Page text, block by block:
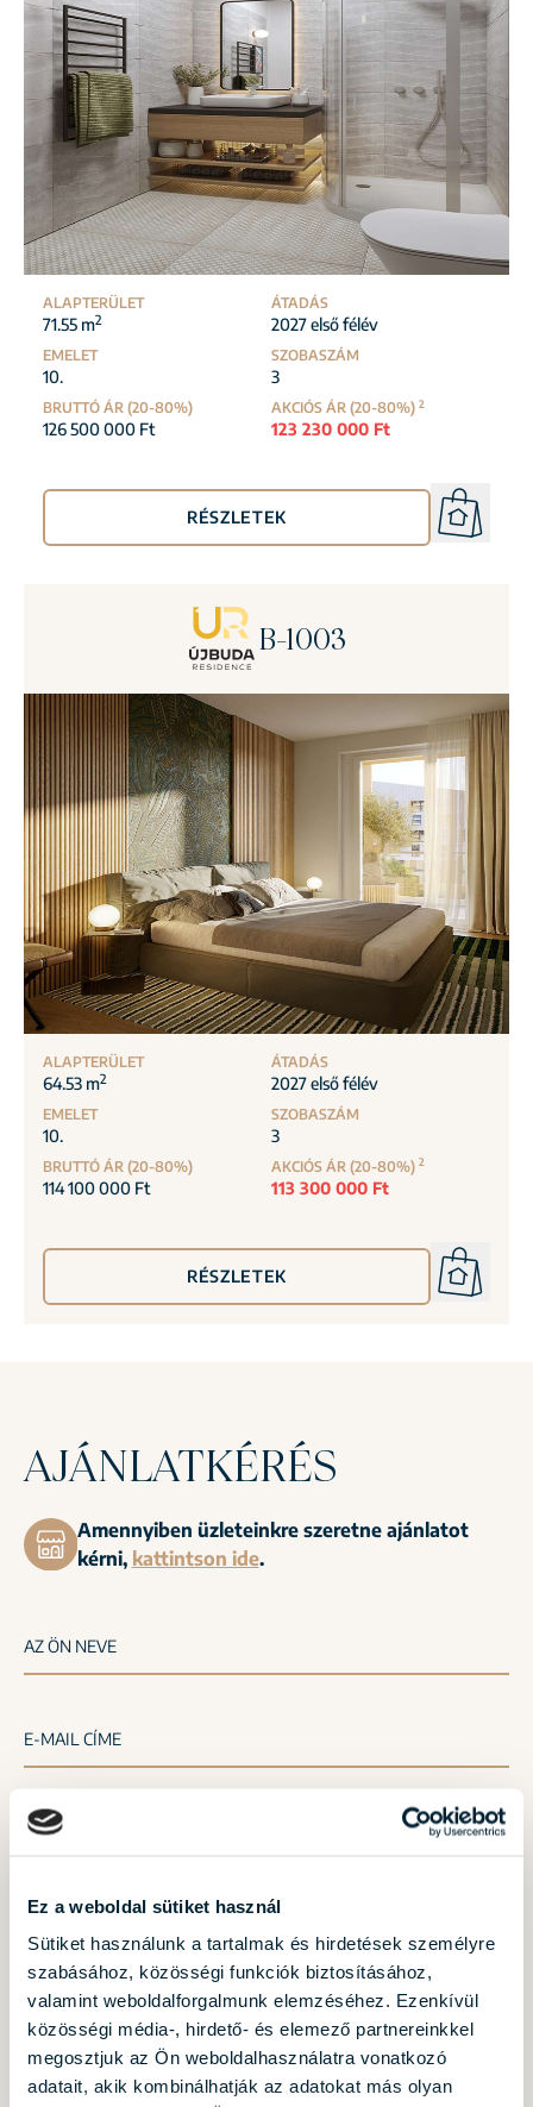
Ez a weboldal sütiket használ
Sütiket használunk a tartalmak és hirdetések személyre
szabásához, közösségi funkciók biztosításához,
valamint weboldalforgalmunk elemzéséhez. Ezenkívül
közösségi média-, hirdető- és elemező partnereinkkel
megosztjuk az Ön weboldalhasználatra vonatkozó
adatait, akik kombinálhatják az adatokat más olyan
ALAPTERÜLET
71.55 m2
ÁTADÁS
2027 első félév
EMELET
10.
SZOBASZÁM
3
BRUTTÓ ÁR (20-80%)
126 500 000 Ft
AKCIÓS ÁR (20-80%) 2
123 230 000 Ft
RÉSZLETEK
B-1003
ALAPTERÜLET
64.53 m2
ÁTADÁS
2027 első félév
EMELET
10.
SZOBASZÁM
3
BRUTTÓ ÁR (20-80%)
114 100 000 Ft
AKCIÓS ÁR (20-80%) 2
113 300 000 Ft
RÉSZLETEK
AJÁNLATKÉRÉS
Amennyiben üzleteinkre szeretne ajánlatot
kérni, kattintson ide.
AZ ÖN NEVE
E-MAIL CÍME
TELEFONSZÁMA PL.: 06701234567
MELYIK LAKÓPARKBAN KERES LAKÁST?
Amphora Garden
III. kerület
ÚJ